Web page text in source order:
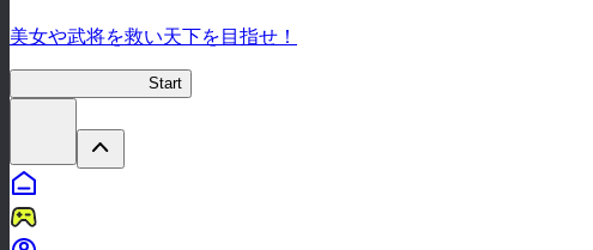
美女や武将を救い天下を目指せ！
Start